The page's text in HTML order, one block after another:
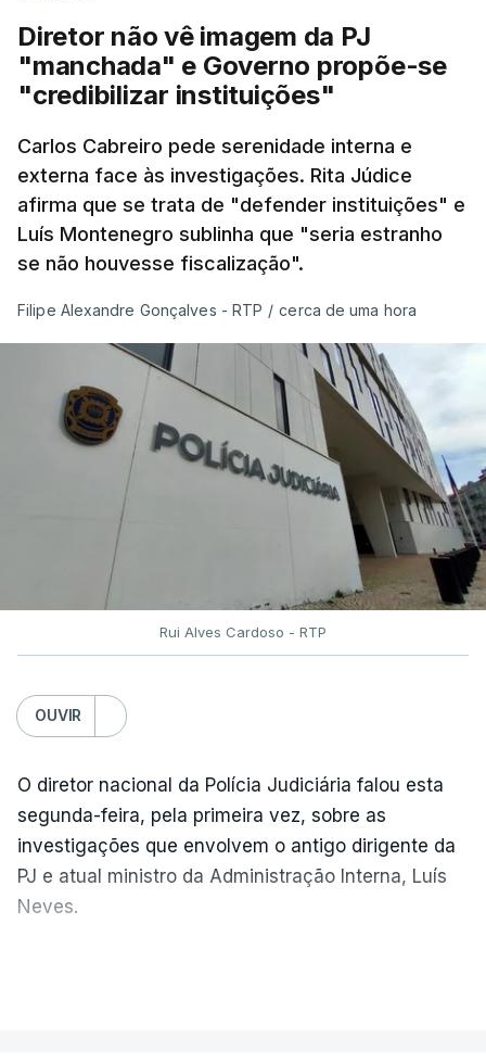
Diretor não vê imagem da PJ
"manchada" e Governo propõe-se
"credibilizar instituições"
Carlos Cabreiro pede serenidade interna e
externa face às investigações. Rita Júdice
afirma que se trata de "defender instituições" e
Luís Montenegro sublinha que "seria estranho
se não houvesse fiscalização".
Filipe Alexandre Gonçalves - RTP / cerca de uma hora
Rui Alves Cardoso - RTP
OUVIR
O diretor nacional da Polícia Judiciária falou esta
segunda-feira, pela primeira vez, sobre as
investigações que envolvem o antigo dirigente da
PJ e atual ministro da Administração Interna, Luís
Neves.